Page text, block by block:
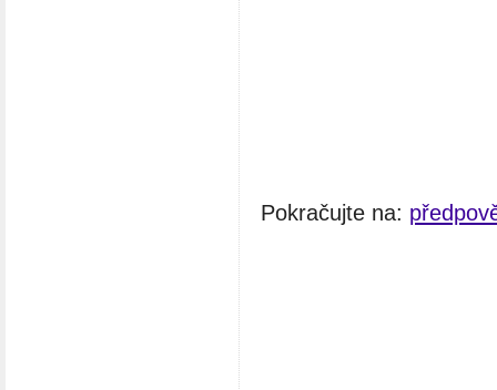
Pokračujte na: